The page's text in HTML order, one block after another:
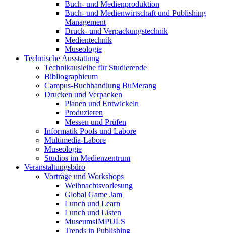
Buch- und Medienproduktion
Buch- und Medienwirtschaft und Publishing
Management
Druck- und Verpackungstechnik
Medientechnik
Museologie
Technische Ausstattung
Technikausleihe für Studierende
Bibliographicum
Campus-Buchhandlung BuMerang
Drucken und Verpacken
Planen und Entwickeln
Produzieren
Messen und Prüfen
Informatik Pools und Labore
Multimedia-Labore
Museologie
Studios im Medienzentrum
Veranstaltungsbüro
Vorträge und Workshops
Weihnachtsvorlesung
Global Game Jam
Lunch und Learn
Lunch und Listen
MuseumsIMPULS
Trends in Publishing